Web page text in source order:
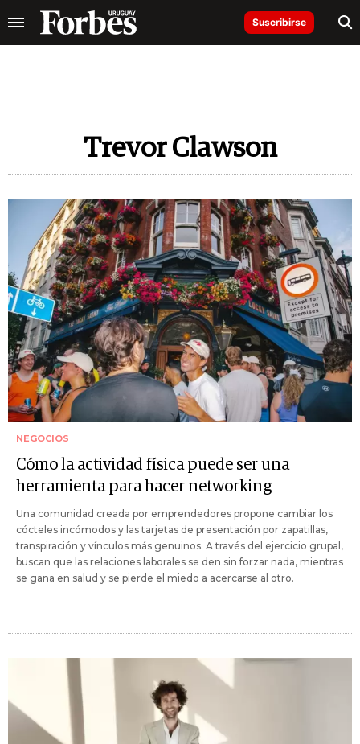
Suscribirse
Trevor Clawson
NEGOCIOS
Cómo la actividad física puede ser una
herramienta para hacer networking
Una comunidad creada por emprendedores propone cambiar los
cócteles incómodos y las tarjetas de presentación por zapatillas,
transpiración y vínculos más genuinos. A través del ejercicio grupal,
buscan que las relaciones laborales se den sin forzar nada, mientras
se gana en salud y se pierde el miedo a acercarse al otro.